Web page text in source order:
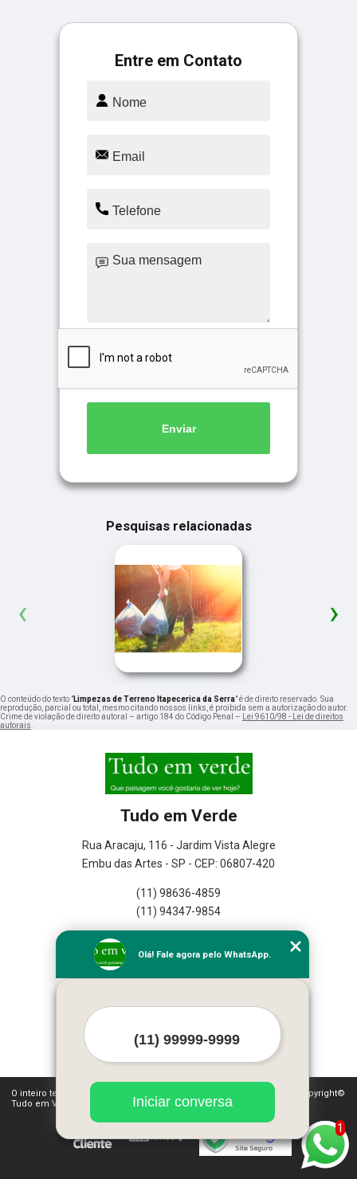
Entre em Contato
Enviar
Pesquisas relacionadas
‹ ›
O conteúdo do texto "Limpezas de Terreno Itapecerica da Serra" é de direito reservado. Sua
reprodução, parcial ou total, mesmo citando nossos links, é proibida sem a autorização do autor.
Crime de violação de direito autoral – artigo 184 do Código Penal –
Lei 9610/98 - Lei de direitos
autorais
Tudo em Verde
Rua Aracaju, 116 - Jardim Vista Alegre
Embu das Artes - SP - CEP: 06807-420
(11) 98636-4859
(11) 94347-9854
Empresa
Missão
Mapa do site
Mais Serviços
O inteiro teor deste site está sujeito à proteção de direitos autorais. Copyright©
Tudo em Verde (Lei 9610 de 19/02/1998)
1
Olá! Fale agora pelo WhatsApp.
Iniciar conversa